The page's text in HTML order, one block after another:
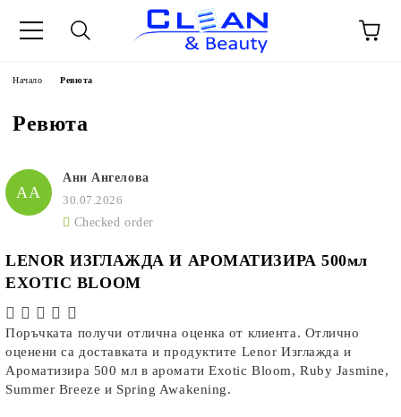
Начало Ревюта
Ревюта
АА
Ани Ангелова
30.07.2026
Checked order
LENOR ИЗГЛАЖДА И АРОМАТИЗИРА 500мл
EXOTIC BLOOM
Поръчката получи отлична оценка от клиента. Отлично
оценени са доставката и продуктите Lenor Изглажда и
Ароматизира 500 мл в аромати Exotic Bloom, Ruby Jasmine,
Summer Breeze и Spring Awakening.